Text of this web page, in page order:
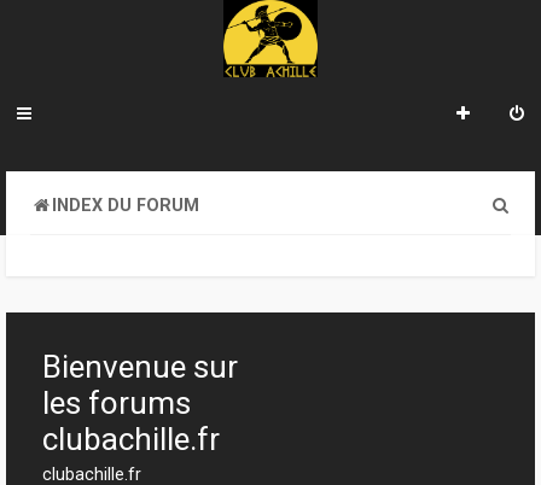
INDEX DU FORUM
h
Bienvenue sur
les forums
clubachille.fr
clubachille.fr